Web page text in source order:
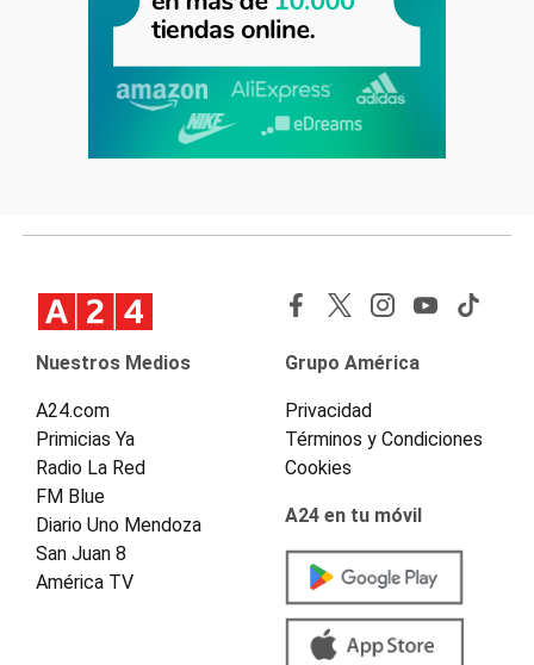
Nuestros Medios
A24.com
Primicias Ya
Radio La Red
FM Blue
Diario Uno Mendoza
San Juan 8
América TV
Grupo América
Privacidad
Términos y Condiciones
Cookies
A24 en tu móvil